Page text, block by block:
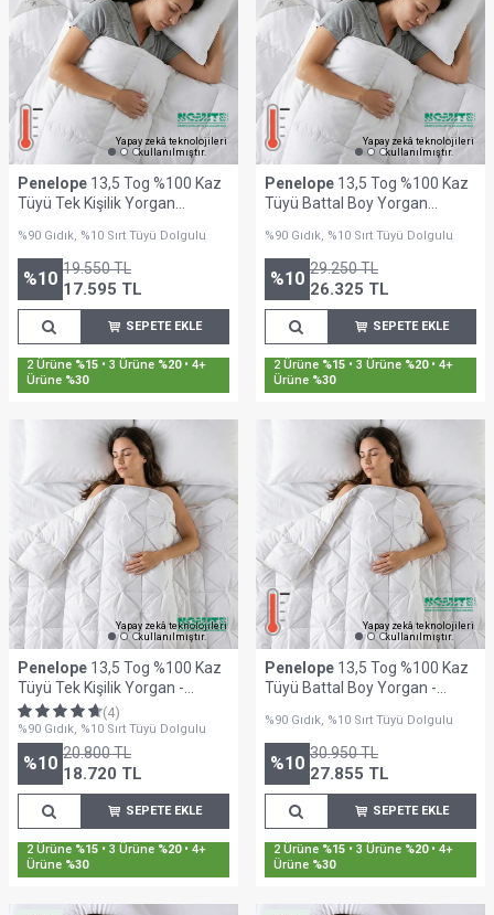
Yapay zekâ teknolojileri
kullanılmıştır.
Penelope 13,5 Tog %100 Kaz
Tüyü Tek Kişilik Yorgan
%90 Gıdık, %10 Sırt Tüyü Dolgulu
%10 19.550TL
17.595 TL
SEPETE EKLE
2 Ürüne %15 • 3 Ürüne %20• 4+
Ürüne %30
Yapay zekâ teknolojileri
kullanılmıştır.
Penelope 13,5 Tog %100 Kaz
Tüyü Battal Boy Yorgan
%90 Gıdık, %10 Sırt Tüyü Dolgulu
%10 29.250TL
26.325 TL
SEPETE EKLE
2 Ürüne %15 • 3 Ürüne %20• 4+
Ürüne %30
Yapay zekâ teknolojileri
kullanılmıştır.
Penelope 13,5 Tog %100 Kaz
Tüyü Tek Kişilik Yorgan -
Innovia Serisi(4)
%90 Gıdık, %10 Sırt Tüyü Dolgulu
%10 20.800TL
18.720 TL
SEPETE EKLE
2 Ürüne %15 • 3 Ürüne %20• 4+
Ürüne %30
Yapay zekâ teknolojileri
kullanılmıştır.
Penelope 13,5 Tog %100 Kaz
Tüyü Battal Boy Yorgan -
%90 Gıdık, %10 Sırt Tüyü Dolgulu
%10 30.950TL
27.855 TL
SEPETE EKLE
2 Ürüne %15 • 3 Ürüne %20• 4+
Ürüne %30